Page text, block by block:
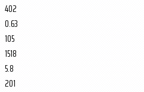
402
0.63
105
1518
5.8
201